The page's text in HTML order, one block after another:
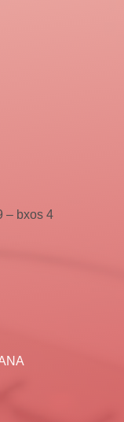
– bxos 4